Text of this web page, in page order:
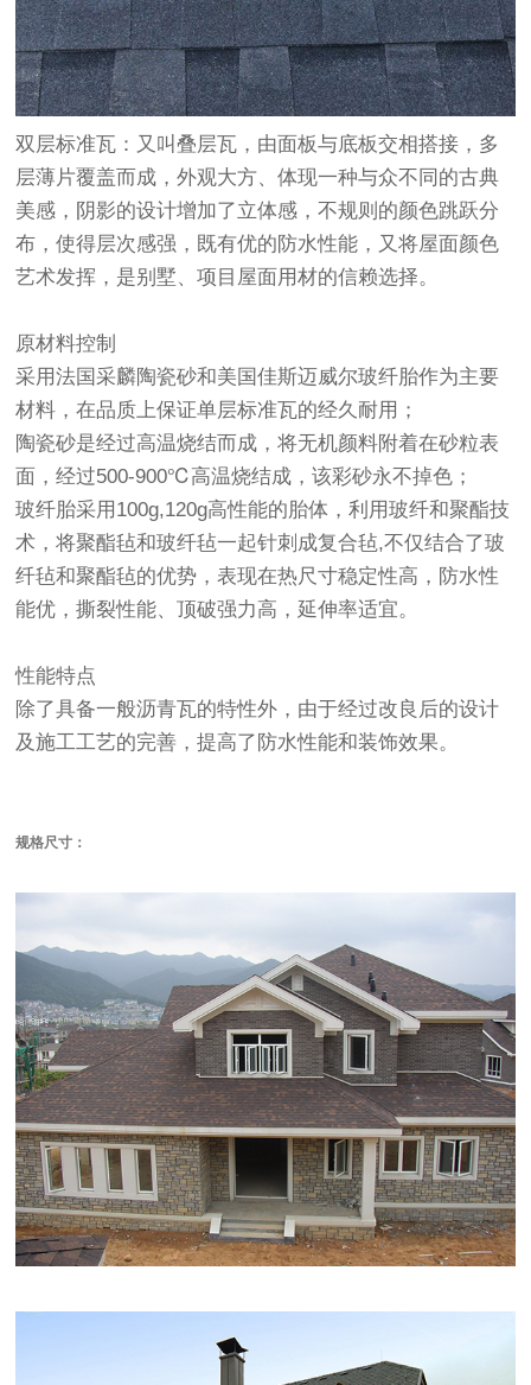
双层标准瓦：又叫叠层瓦，由面板与底板交相搭接，多
层薄片覆盖而成，外观大方、体现一种与众不同的古典
美感，阴影的设计增加了立体感，不规则的颜色跳跃分
布，使得层次感强，既有优的防水性能，又将屋面颜色
艺术发挥，是别墅、项目屋面用材的信赖选择。
原材料控制
采用法国采麟陶瓷砂和美国佳斯迈威尔玻纤胎作为主要
材料，在品质上保证单层标准瓦的经久耐用；
陶瓷砂是经过高温烧结而成，将无机颜料附着在砂粒表
面，经过500-900℃高温烧结成，该彩砂永不掉色；
玻纤胎采用100g,120g高性能的胎体，利用玻纤和聚酯技
术，将聚酯毡和玻纤毡一起针刺成复合毡,不仅结合了玻
纤毡和聚酯毡的优势，表现在热尺寸稳定性高，防水性
能优，撕裂性能、顶破强力高，延伸率适宜。
性能特点
除了具备一般沥青瓦的特性外，由于经过改良后的设计
及施工工艺的完善，提高了防水性能和装饰效果。
规格尺寸：